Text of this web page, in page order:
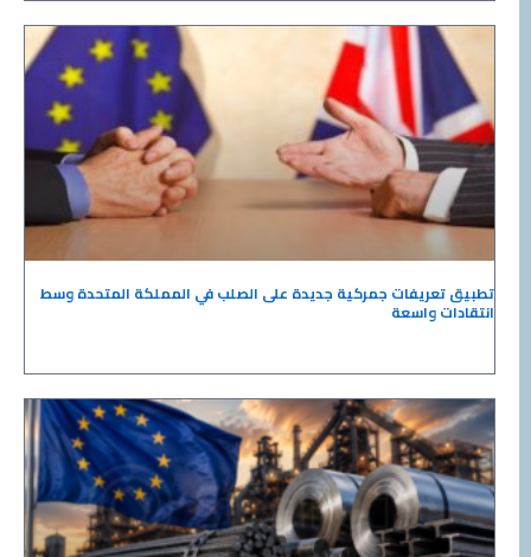
تطبيق تعريفات جمركية جديدة على الصلب في المملكة المتحدة وسط
انتقادات واسعة